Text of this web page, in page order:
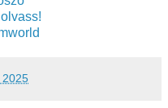
2025